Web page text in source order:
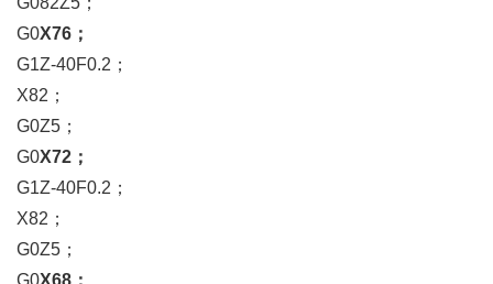
G0X76 ；
G1Z-40F0.2；
X82；
G0Z5；
G0X72 ；
G1Z-40F0.2；
X82；
G0Z5；
G0X68 ；